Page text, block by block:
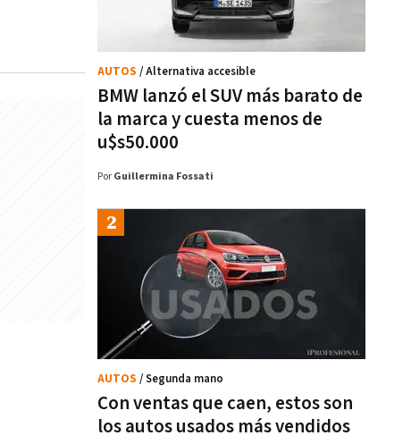
BMW lanzó el SUV más barato de
la marca y cuesta menos de
u$s50.000
AUTOS / Alternativa accesible
Por Guillermina Fossati
Con ventas que caen, estos son
los autos usados más vendidos
AUTOS / Segunda mano